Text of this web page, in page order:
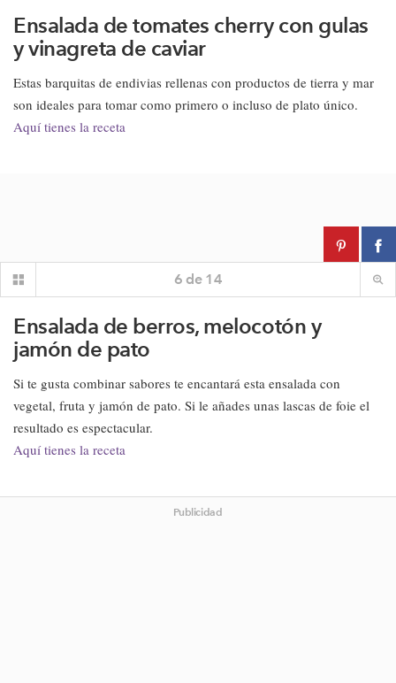
Ensalada de tomates cherry con gulas
y vinagreta de caviar
Estas barquitas de endivias rellenas con productos de tierra y mar
son ideales para tomar como primero o incluso de plato único.
Aquí tienes la receta
6 de 14
Ensalada de berros, melocotón y
jamón de pato
Si te gusta combinar sabores te encantará esta ensalada con
vegetal, fruta y jamón de pato. Si le añades unas lascas de foie el
resultado es espectacular.
Aquí tienes la receta
Publicidad